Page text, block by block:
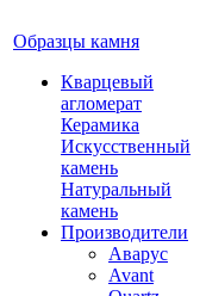
Образцы камня
Кварцевый
агломерат
Керамика
Искусственный
камень
Натуральный
камень
Производители
Аварус
Avant